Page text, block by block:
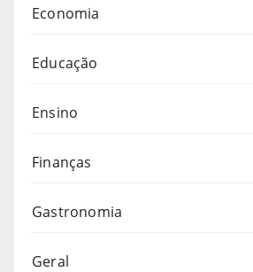
Economia
Educação
Ensino
Finanças
Gastronomia
Geral